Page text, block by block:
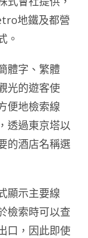
地鐵及都營
。
體字、繁體
光的遊客使
便地檢索線
透過東京塔以
的酒店名稱選
顯示主要線
檢索時可以查
口，因此即使